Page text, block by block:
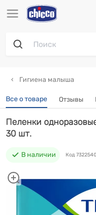
Гигиена малыша
Все о товаре Отзывы
Пеленки
30 шт.
В наличии Код